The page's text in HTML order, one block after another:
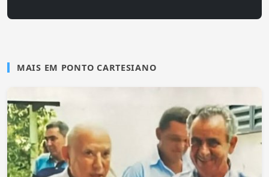
MAIS EM PONTO CARTESIANO